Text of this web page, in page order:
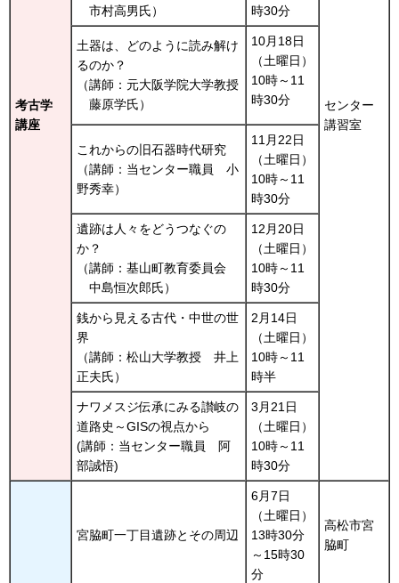
考古学
講座
センター
講習室
市村高男氏）
時30分
土器は、どのように読み解け
るのか？
（講師：元大阪学院大学教授
藤原学氏）
10月18日
（土曜日）
10時～11
時30分
これからの旧石器時代研究
（講師：当センター職員
小
野秀幸）
11月22日
（土曜日）
10時～11
時30分
遺跡は人々をどうつなぐの
か？
（講師：基山町教育委員会
中島恒次郎氏）
12月20日
（土曜日）
10時～11
時30分
銭から見える古代・中世の世
界
（講師：松山大学教授
井上
正夫氏）
2月14日
（土曜日）
10時～11
時半
ナワメスジ伝承にみる讃岐の
道路史～GISの視点から
(講師：当センター職員
阿
部誠悟)
3月21日
（土曜日）
10時～11
時30分
宮脇町一丁目遺跡とその周辺
6月7日
（土曜日）
13時30分
～15時30
分
高松市宮
脇町